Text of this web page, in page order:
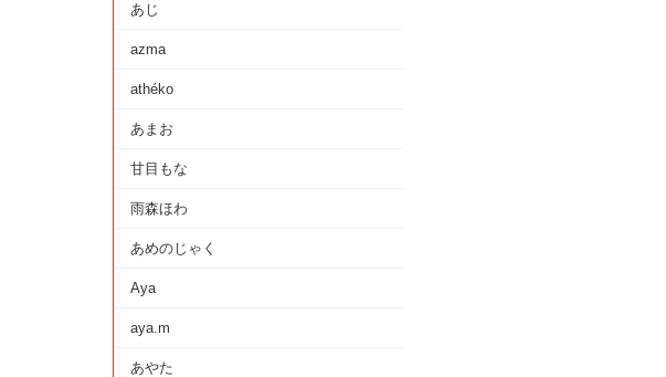
あじ
azma
athéko
あまお
甘目もな
雨森ほわ
あめのじゃく
Aya
aya.m
あやた